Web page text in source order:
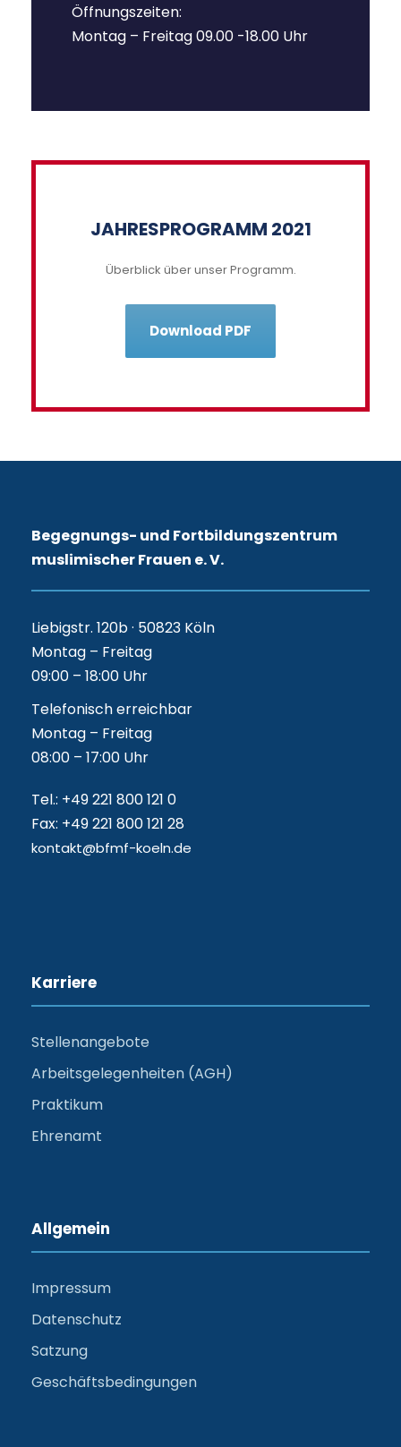
Öffnungszeiten:
Montag – Freitag 09.00 -18.00 Uhr
JAHRESPROGRAMM 2021
Überblick über unser Programm.
Download PDF
Begegnungs- und Fortbildungszentrum
muslimischer Frauen e. V.
Liebigstr. 120b · 50823 Köln
Montag – Freitag
09:00 – 18:00 Uhr
Telefonisch erreichbar
Montag – Freitag
08:00 – 17:00 Uhr
Tel.: +49 221 800 121 0
Fax: +49 221 800 121 28
kontakt@bfmf-koeln.de
Karriere
Stellenangebote
Arbeitsgelegenheiten (AGH)
Praktikum
Ehrenamt
Allgemein
Impressum
Datenschutz
Satzung
Geschäftsbedingungen